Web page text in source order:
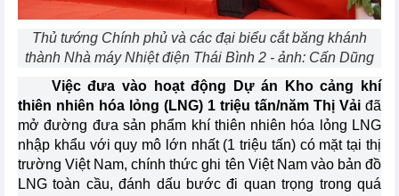
Thủ tướng Chính phủ và các đại biểu cắt băng khánh
thành Nhà máy Nhiệt điện Thái Bình 2 - ảnh: Cấn Dũng
Việc đưa vào hoạt động Dự án Kho cảng khí
thiên nhiên hóa lỏng (LNG) 1 triệu tấn/năm Thị Vải đã
mở đường đưa sản phẩm khí thiên nhiên hóa lỏng LNG
nhập khẩu với quy mô lớn nhất (1 triệu tấn) có mặt tại thị
trường Việt Nam, chính thức ghi tên Việt Nam vào bản đồ
LNG toàn cầu, đánh dấu bước đi quan trọng trong quá